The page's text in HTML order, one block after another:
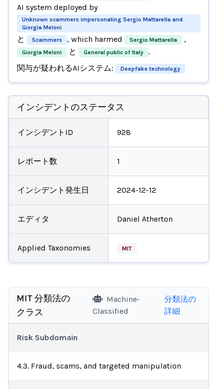
AI system deployed by
Unknown scammers impersonating Sergio Mattarella and
Giorgia Meloni
と Scammers , which harmed Sergio Mattarella ,
Giorgia Meloni と General public of Italy
.
関与が疑われるAIシステム:
Deepfake technology
インシデントのステータス
インシデントID 928
レポート数 1
インシデント発生日 2024-12-12
エディタ Daniel Atherton
Applied Taxonomies MIT
MIT 分類法の
クラス
Machine-
Classified
分類法の
詳細
Risk Subdomain
4.3. Fraud, scams, and targeted manipulation